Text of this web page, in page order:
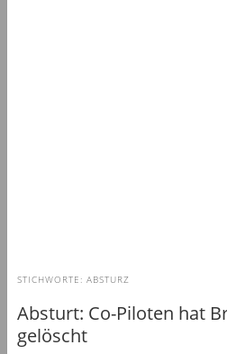
STICHWORTE: ABSTURZ
Absturt: Co-Piloten hat
gelöscht